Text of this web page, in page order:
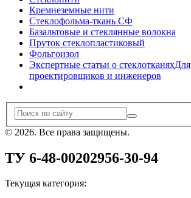
Кремнеземные нити
Стеклофольма-ткань СФ
Базальтовые и стеклянные волокна
Пруток стеклопластиковый
Фольгоизол
Экспертные статьи о стеклотканяхДля
проектировщиков и инженеров
© 2026. Все права защищены.
ТУ 6-48-00202956-30-94
Текущая категория: